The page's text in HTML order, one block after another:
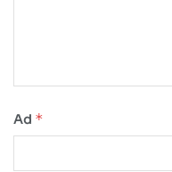
Ad *